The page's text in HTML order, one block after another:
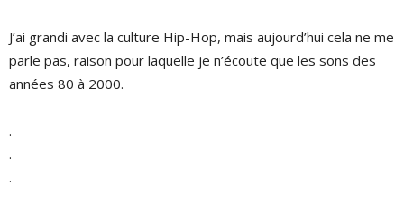
J’ai grandi avec la culture Hip-Hop, mais aujourd’hui cela ne me
parle pas, raison pour laquelle je n’écoute que les sons des
années 80 à 2000.
.
.
.
.